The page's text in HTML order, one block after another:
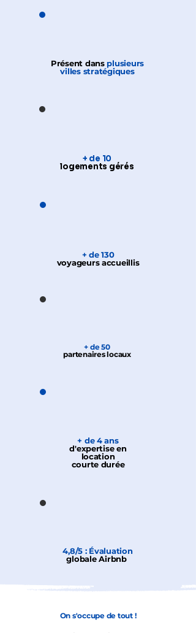
Présent dansplusieurs
villes stratégiques
+ de 10
logements gérés
+ de 130
voyageurs accueillis
+ de 50
partenaires locaux
+ de 4 ans
d'expertise en
location
courte durée
4,8/5 : Évaluation
globale Airbnb
On s'occupe de tout !